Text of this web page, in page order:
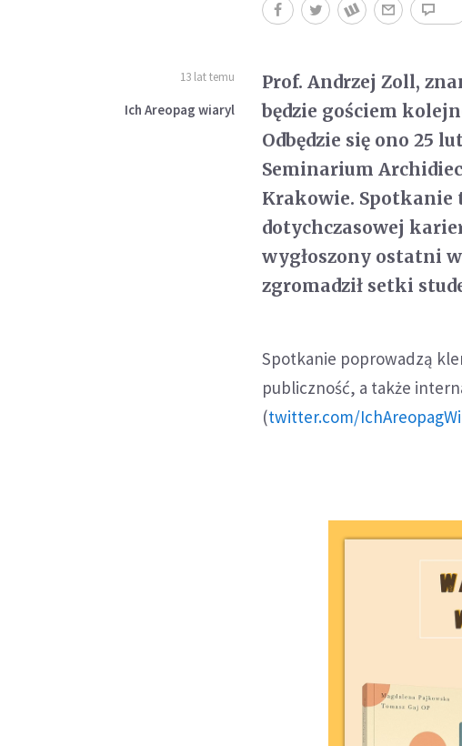
13 lat temu
Ich Areopag wiaryl
Prof. Andrzej Zoll,
będzie gościem
Odbędzie się ono 25
Seminarium
Krakowie. Spotkanie
dotychczasowej
wygłoszony ostatni
zgromadził setki
Spotkanie poprowadzą
publiczność, a także
(twitter.com/